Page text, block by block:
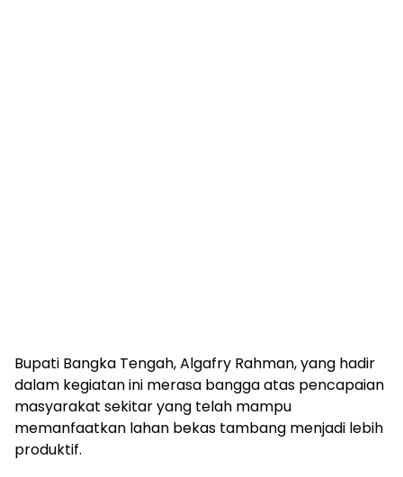
Bupati Bangka Tengah, Algafry Rahman, yang hadir
dalam kegiatan ini merasa bangga atas pencapaian
masyarakat sekitar yang telah mampu
memanfaatkan lahan bekas tambang menjadi lebih
produktif.